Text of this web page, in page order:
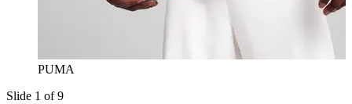
PUMA
Slide 1 of 9